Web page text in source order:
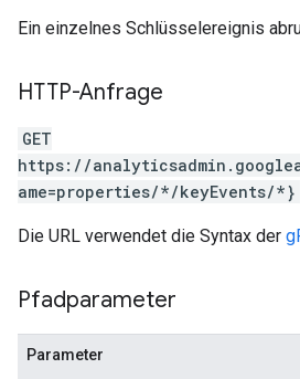
Ein einzelnes Schlüsselereignis
HTTP-Anfrage
GET
https://
ame=properties/*/keyEvents/*}
Die URL verwendet die Syntax der
Pfadparameter
Parameter